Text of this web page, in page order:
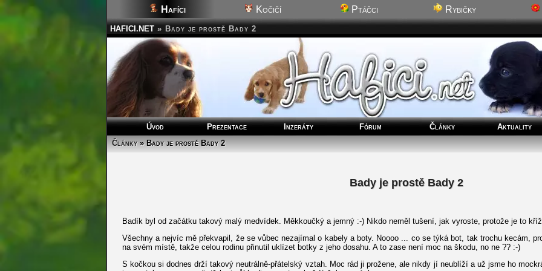
Hafíci Kočičí Ptáčci Rybičky
HAFICI.NET » Bady je prostě Bady 2
Úvod Prezentace Inzeráty Fórum Články
Aktuality
Články» Bady je prostě Bady 2
Bady je prostě Bady 2
Badík byl od začátku takový malý medvídek. Měkkoučký a jemný :-) Nikdo neměl tušení, jak vyroste, protože je to
Všechny a nejvíc mě překvapil, že se vůbec nezajímal o kabely a boty. Noooo ... co se týká bot, tak trochu kecám,
na svém místě, takže celou rodinu přinutil uklízet botky z jeho dosahu. A to zase není moc na škodu, no ne ?? :-)
S kočkou si dodnes drží takový neutrálně-přátelský vztah. Moc rád ji prožene, ale nikdy jí neublíží a už jsme ho